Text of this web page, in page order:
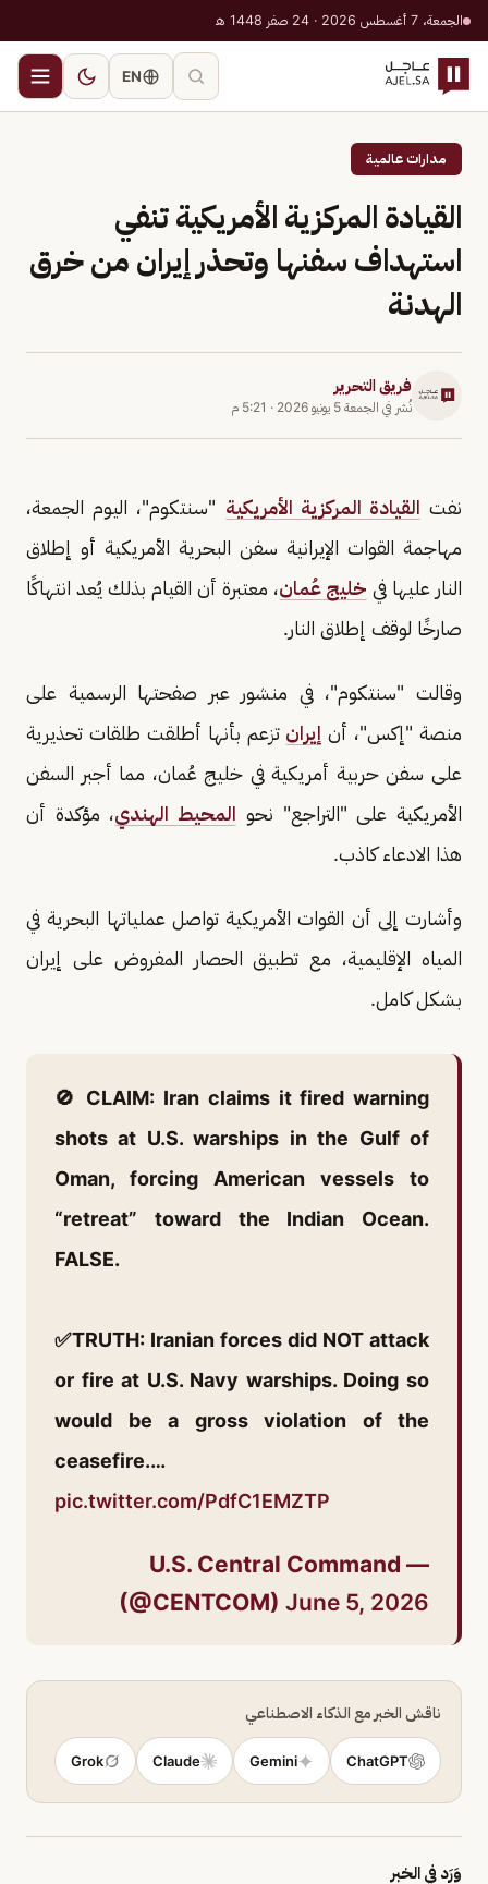
الجمعة، 7 أغسطس 2026 · 24 صفر 1448 هـ
EN
مدارات عالمية
القيادة المركزية الأمريكية تنفي
استهداف سفنها وتحذر إيران من خرق
الهدنة
فريق التحرير
نُشر في الجمعة 5 يونيو 2026 · 5:21 م
نفت القيادة المركزية الأمريكية "سنتكوم"، اليوم الجمعة،
مهاجمة القوات الإيرانية سفن البحرية الأمريكية أو إطلاق
النار عليها في خليج عُمان، معتبرة أن القيام بذلك يُعد انتهاكًا
صارخًا لوقف إطلاق النار.
وقالت "سنتكوم"، في منشور عبر صفحتها الرسمية على
منصة "إكس"، أن إيران تزعم بأنها أطلقت طلقات تحذيرية
على سفن حربية أمريكية في خليج عُمان، مما أجبر السفن
الأمريكية على "التراجع" نحو المحيط الهندي، مؤكدة أن
هذا الادعاء كاذب.
وأشارت إلى أن القوات الأمريكية تواصل عملياتها البحرية في
المياه الإقليمية، مع تطبيق الحصار المفروض على إيران
بشكل كامل.
🚫 CLAIM: Iran claims it fired warning
shots at U.S. warships in the Gulf of
Oman, forcing American vessels to
“retreat” toward the Indian Ocean.
FALSE.
✅TRUTH: Iranian forces did NOT attack
or fire at U.S. Navy warships. Doing so
would be a gross violation of the
ceasefire.…
pic.twitter.com/PdfC1EMZTP
— U.S. Central Command
(@CENTCOM) June 5, 2026
ناقش الخبر مع الذكاء الاصطناعي
ChatGPT
Gemini
Claude
Grok
وَرَد في الخبر